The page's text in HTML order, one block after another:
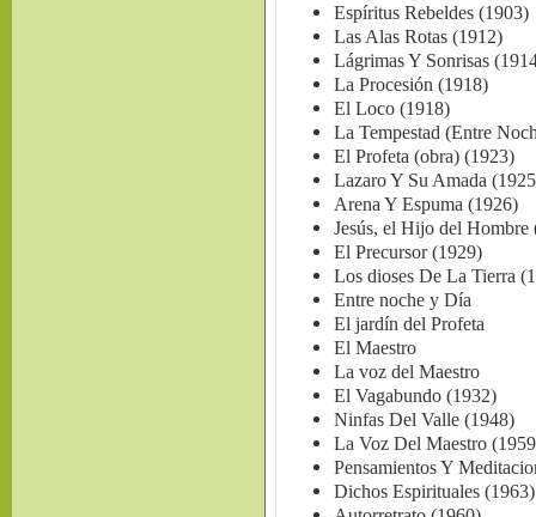
Espíritus Rebeldes (1903)
Las Alas Rotas (1912)
Lágrimas Y Sonrisas
La Procesión (1918)
El Loco (1918)
La Tempestad (Entre
El Profeta (obra) (1923)
Lazaro Y Su Amada
Arena Y Espuma (1926)
Jesús, el Hijo del Hombre
El Precursor (1929)
Los dioses De La Tierra
Entre noche y Día
El jardín del Profeta
El Maestro
La voz del Maestro
El Vagabundo (1932)
Ninfas Del Valle (1948)
La Voz Del Maestro
Pensamientos Y
Dichos Espirituales (1963)